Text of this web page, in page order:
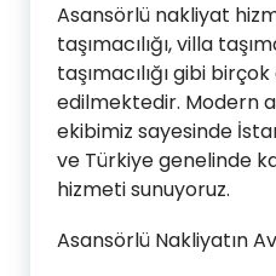
Asansörlü nakliyat
taşımacılığı, villa
taşımacılığı gibi
edilmektedir. Modern
ekibimiz sayesinde
ve Türkiye genelinde
hizmeti sunuyoruz.
Asansörlü Nakliyatın